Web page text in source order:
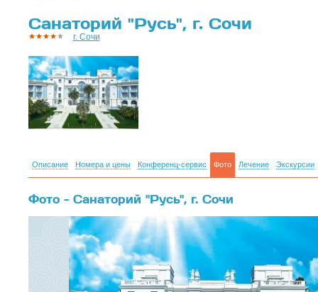
Санаторий "Русь", г. Сочи
г. Сочи
Описание Номера и цены Конференц-сервис Фото Лечение Экскурсии
Фото - Санаторий "Русь", г. Сочи